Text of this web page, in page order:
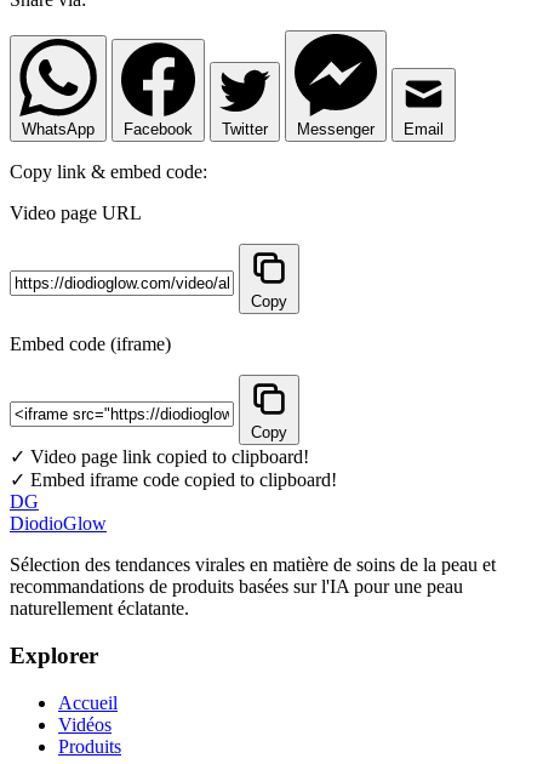
WhatsApp Facebook Twitter Messenger Email
Copy link & embed code:
Video page URL
Copy
Embed code (iframe)
Copy
✓ Video page link copied to clipboard!
✓ Embed iframe code copied to clipboard!
DG
DiodioGlow
Sélection des tendances virales en matière de soins de la peau et
recommandations de produits basées sur l'IA pour une peau
naturellement éclatante.
Explorer
Accueil
Vidéos
Produits